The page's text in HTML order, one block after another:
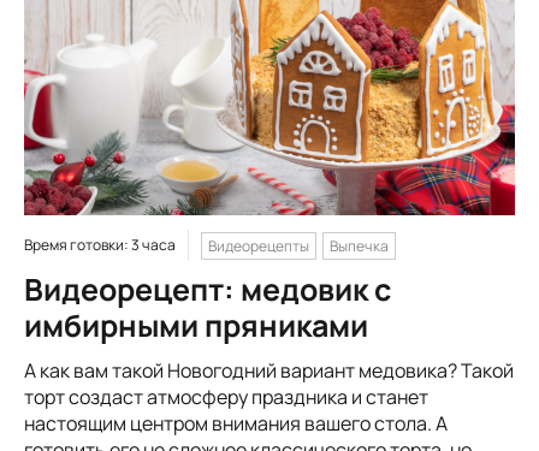
Время готовки: 3 часа Видеорецепты Выпечка
Видеорецепт: медовик с
имбирными пряниками
А как вам такой Новогодний вариант медовика? Такой
торт создаст атмосферу праздника и станет
настоящим центром внимания вашего стола. А